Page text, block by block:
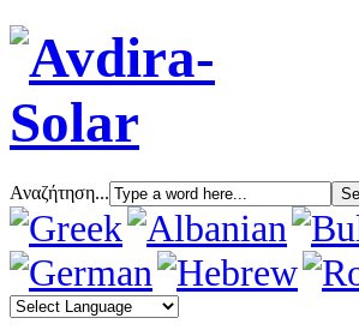
Αναζήτηση...